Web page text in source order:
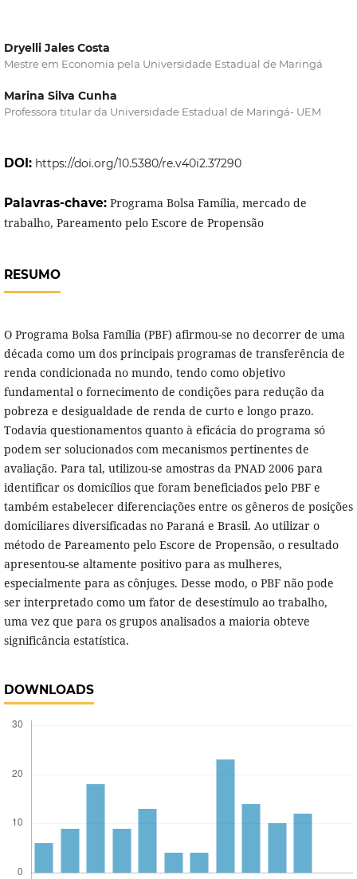
Dryelli Jales Costa
Mestre em Economia pela Universidade Estadual de Maringá
Marina Silva Cunha
Professora titular da Universidade Estadual de Maringá- UEM
DOI: https://doi.org/10.5380/re.v40i2.37290
Palavras-chave: Programa Bolsa Família, mercado de
trabalho, Pareamento pelo Escore de Propensão
RESUMO
O Programa Bolsa Família (PBF) afirmou-se no decorrer de uma
década como um dos principais programas de transferência de
renda condicionada no mundo, tendo como objetivo
fundamental o fornecimento de condições para redução da
pobreza e desigualdade de renda de curto e longo prazo.
Todavia questionamentos quanto à eficácia do programa só
podem ser solucionados com mecanismos pertinentes de
avaliação. Para tal, utilizou-se amostras da PNAD 2006 para
identificar os domicílios que foram beneficiados pelo PBF e
também estabelecer diferenciações entre os gêneros de posições
domiciliares diversificadas no Paraná e Brasil. Ao utilizar o
método de Pareamento pelo Escore de Propensão, o resultado
apresentou-se altamente positivo para as mulheres,
especialmente para as cônjuges. Desse modo, o PBF não pode
ser interpretado como um fator de desestímulo ao trabalho,
uma vez que para os grupos analisados a maioria obteve
significância estatística.
DOWNLOADS